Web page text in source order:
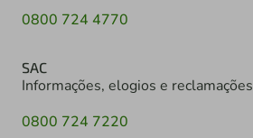
0800 724 4770
SAC
Informações, elogios e reclamações
0800 724 7220